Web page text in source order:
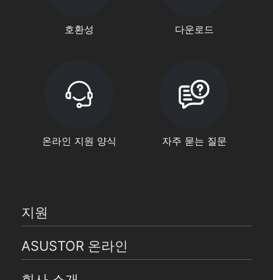
호환성 다운로드
온라인 지원 양식 자주 묻는 질문
지원
ASUSTOR 온라인